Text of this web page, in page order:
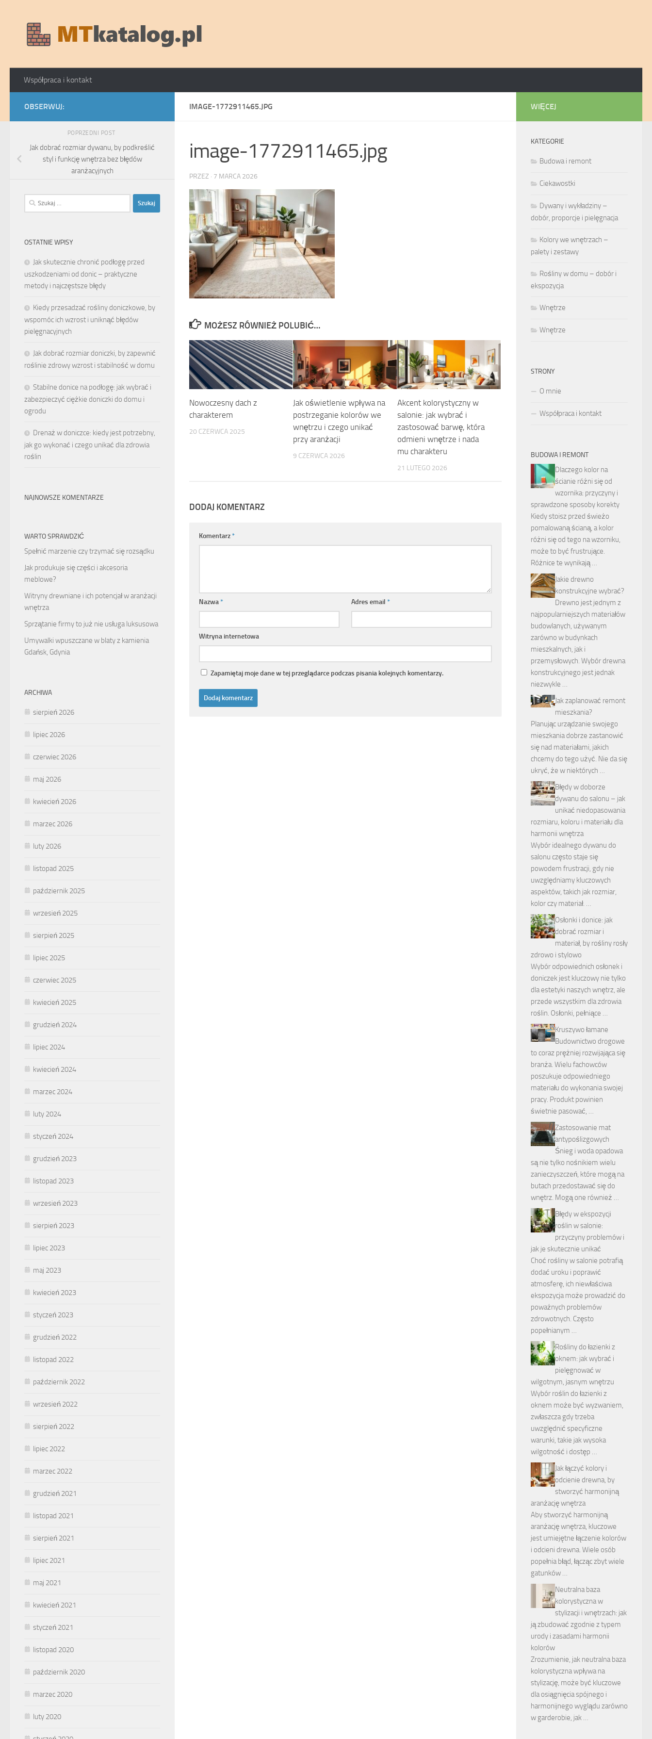
Współpraca i kontakt
IMAGE-1772911465.JPG
image-1772911465.jpg
PRZEZ · 7 MARCA 2026
MOŻESZ RÓWNIEŻ POLUBIĆ…
Nowoczesny dach z
charakterem
20 CZERWCA 2025
Jak oświetlenie wpływa na
postrzeganie kolorów we
wnętrzu i czego unikać
przy aranżacji
9 CZERWCA 2026
Akcent kolorystyczny w
salonie: jak wybrać i
zastosować barwę, która
odmieni wnętrze i nada
mu charakteru
21 LUTEGO 2026
DODAJ KOMENTARZ
Komentarz*
Nazwa* Adres email*
Witryna internetowa
Zapamiętaj moje dane w tej przeglądarce podczas pisania kolejnych komentarzy.
OBSERWUJ:
POPRZEDNI POST
Jak dobrać rozmiar dywanu, by podkreślić
styl i funkcję wnętrza bez błędów
aranżacyjnych
Szukaj:
OSTATNIE WPISY
Jak skutecznie chronić podłogę przed
uszkodzeniami od donic – praktyczne
metody i najczęstsze błędy
Kiedy przesadzać rośliny doniczkowe, by
wspomóc ich wzrost i uniknąć błędów
pielęgnacyjnych
Jak dobrać rozmiar doniczki, by zapewnić
roślinie zdrowy wzrost i stabilność w domu
Stabilne donice na podłogę: jak wybrać i
zabezpieczyć ciężkie doniczki do domu i
ogrodu
Drenaż w doniczce: kiedy jest potrzebny,
jak go wykonać i czego unikać dla zdrowia
roślin
NAJNOWSZE KOMENTARZE
WARTO SPRAWDZIĆ
Spełnić marzenie czy trzymać się rozsądku
Jak produkuje się części i akcesoria
meblowe?
Witryny drewniane i ich potencjał w aranżacji
wnętrza
Sprzątanie firmy to już nie usługa luksusowa
Umywalki wpuszczane w blaty z kamienia
Gdańsk, Gdynia
ARCHIWA
sierpień 2026
lipiec 2026
czerwiec 2026
maj 2026
kwiecień 2026
marzec 2026
luty 2026
listopad 2025
październik 2025
wrzesień 2025
sierpień 2025
lipiec 2025
czerwiec 2025
kwiecień 2025
grudzień 2024
lipiec 2024
kwiecień 2024
marzec 2024
luty 2024
styczeń 2024
grudzień 2023
listopad 2023
wrzesień 2023
sierpień 2023
lipiec 2023
maj 2023
kwiecień 2023
styczeń 2023
grudzień 2022
listopad 2022
październik 2022
wrzesień 2022
sierpień 2022
lipiec 2022
marzec 2022
grudzień 2021
listopad 2021
sierpień 2021
lipiec 2021
maj 2021
kwiecień 2021
styczeń 2021
listopad 2020
październik 2020
marzec 2020
luty 2020
WIĘCEJ
KATEGORIE
Budowa i remont
Ciekawostki
Dywany i wykładziny –
dobór, proporcje i pielęgnacja
Kolory we wnętrzach –
palety i zestawy
Rośliny w domu – dobór i
ekspozycja
Wnętrze
Wnętrze
STRONY
O mnie
Współpraca i kontakt
BUDOWA I REMONT
Dlaczego kolor na
ścianie różni się od
wzornika: przyczyny i
sprawdzone sposoby korekty
Kiedy stoisz przed świeżo
pomalowaną ścianą, a kolor
różni się od tego na wzorniku,
może to być frustrujące.
Różnice te wynikają …
Jakie drewno
konstrukcyjne wybrać?
Drewno jest jednym z
najpopularniejszych materiałów
budowlanych, używanym
zarówno w budynkach
mieszkalnych, jak i
przemysłowych. Wybór drewna
konstrukcyjnego jest jednak
niezwykle …
Jak zaplanować remont
mieszkania?
Planując urządzanie swojego
mieszkania dobrze zastanowić
się nad materiałami, jakich
chcemy do tego użyć. Nie da się
ukryć, że w niektórych …
Błędy w doborze
dywanu do salonu – jak
unikać niedopasowania
rozmiaru, koloru i materiału dla
harmonii wnętrza
Wybór idealnego dywanu do
salonu często staje się
powodem frustracji, gdy nie
uwzględniamy kluczowych
aspektów, takich jak rozmiar,
kolor czy materiał. …
Osłonki i donice: jak
dobrać rozmiar i
materiał, by rośliny rosły
zdrowo i stylowo
Wybór odpowiednich osłonek i
doniczek jest kluczowy nie tylko
dla estetyki naszych wnętrz, ale
przede wszystkim dla zdrowia
roślin. Osłonki, pełniące …
Kruszywo łamane
Budownictwo drogowe
to coraz prężniej rozwijająca się
branża. Wielu fachowców
poszukuje odpowiedniego
materiału do wykonania swojej
pracy. Produkt powinien
świetnie pasować, …
Zastosowanie mat
antypoślizgowych
Śnieg i woda opadowa
są nie tylko nośnikiem wielu
zanieczyszczeń, które mogą na
butach przedostawać się do
wnętrz. Mogą one również …
Błędy w ekspozycji
roślin w salonie:
przyczyny problemów i
jak je skutecznie unikać
Choć rośliny w salonie potrafią
dodać uroku i poprawić
atmosferę, ich niewłaściwa
ekspozycja może prowadzić do
poważnych problemów
zdrowotnych. Często
popełnianym …
Rośliny do łazienki z
oknem: jak wybrać i
pielęgnować w
wilgotnym, jasnym wnętrzu
Wybór roślin do łazienki z
oknem może być wyzwaniem,
zwłaszcza gdy trzeba
uwzględnić specyficzne
warunki, takie jak wysoka
wilgotność i dostęp …
Jak łączyć kolory i
odcienie drewna, by
stworzyć harmonijną
aranżację wnętrza
Aby stworzyć harmonijną
aranżację wnętrza, kluczowe
jest umiejętne łączenie kolorów
i odcieni drewna. Wiele osób
popełnia błąd, łącząc zbyt wiele
gatunków …
Neutralna baza
kolorystyczna w
stylizacji i wnętrzach: jak
ją zbudować zgodnie z typem
urody i zasadami harmonii
kolorów
Zrozumienie, jak neutralna baza
kolorystyczna wpływa na
stylizację, może być kluczowe
dla osiągnięcia spójnego i
harmonijnego wyglądu zarówno
w garderobie, jak …